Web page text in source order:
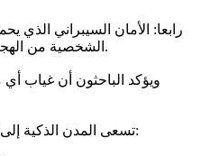
رابعا: الأمان السيبراني الذي
الشخصية من الهجمات الإلكترونية المتزايدة التعقيد.
ويؤكد الباحثون أن غياب
تسعى المدن الذكية إلى تحقيق خمسة أهداف إستراتيجية: